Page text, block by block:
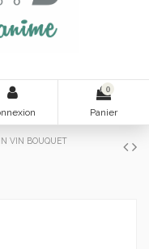
0
Panier
VIN BOUQUET